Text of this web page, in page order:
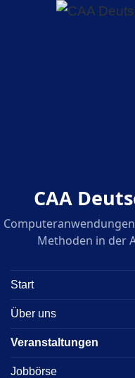
CAA
Methoden in der
Start
Über uns
Veranstaltungen
Jobbörse